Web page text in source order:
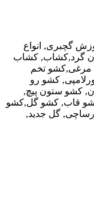
گچبری, انواع
گرد,کشاب, کشاب
مرغی,کشو تخم
کشو رو
کشو ستون پیچ,
قاب, کشو گل,کشو
گل جدید,